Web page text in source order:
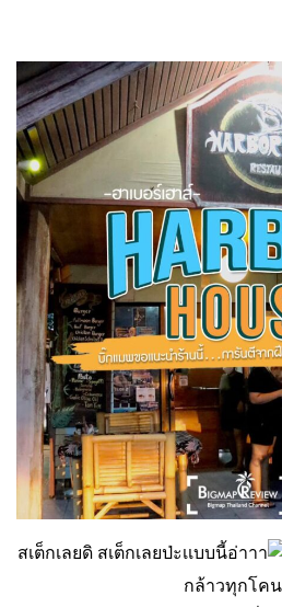
สเต็กเลยดิ สเต็กเลยป่ะเเบบนี้อ่าาา
กล้าวทุกโค